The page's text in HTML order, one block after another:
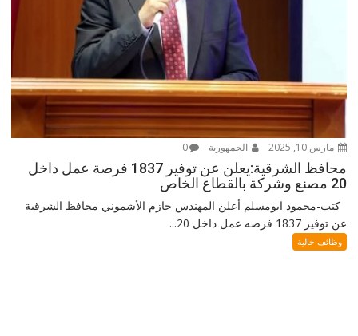
مارس 10, 2025 الجمهورية 0
محافظ الشرقية:يعلن عن توفير 1837 فرصة عمل داخل
20 مصنع وشركة بالقطاع الخاص
كتب-محمود ابومسلم أعلن المهندس حازم الأشموني محافظ الشرقية
عن توفير 1837 فرصه عمل داخل 20...
وظائف خالية